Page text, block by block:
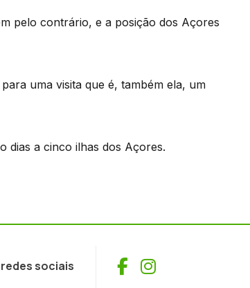
pelo contrário, e a posição dos Açores
uma visita que é, também ela, um
dias a cinco ilhas dos Açores.
sociais Facebook
Instagram